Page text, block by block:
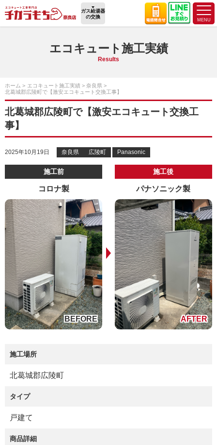
ガス給湯器
の交換
エコキュート施工実績
Results
ホーム エコキュート施工実績
奈良県
北葛城郡広陵町で【激安エコキュート交換工事】
北葛城郡広陵町で【激安エコキュート交換工
事】
2025年10月19日 奈良県 広陵町 Panasonic
施工前
コロナ製
施工後
パナソニック製
施工場所
北葛城郡広陵町
タイプ
戸建て
商品詳細